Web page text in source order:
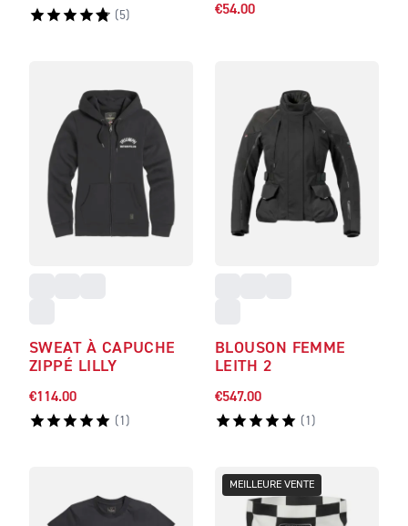
( 5) €54.00
SWEAT À CAPUCHE
ZIPPÉ LILLY
€114.00
( 1 )
BLOUSON FEMME
LEITH 2
€547.00
( 1 )
MEILLEURE VENTE